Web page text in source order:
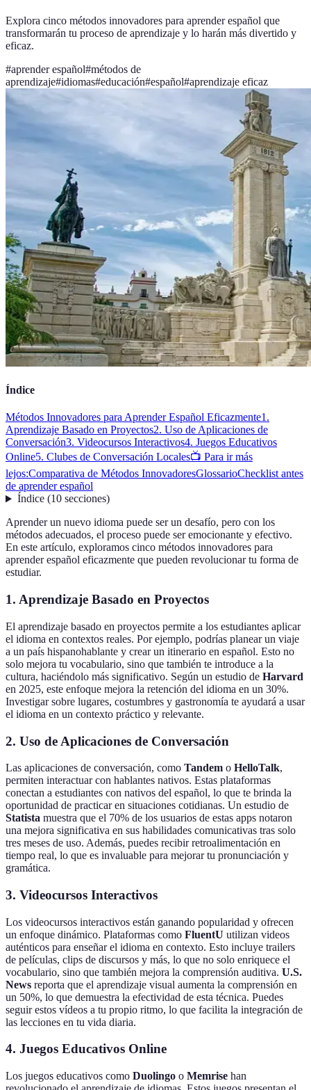
Explora cinco métodos innovadores para aprender español que
transformarán tu proceso de aprendizaje y lo harán más divertido y
eficaz.
#aprender español#métodos de
aprendizaje#idiomas#educación#español#aprendizaje eficaz
Índice
Métodos Innovadores para Aprender Español Eficazmente1.
Aprendizaje Basado en Proyectos2. Uso de Aplicaciones de
Conversación3. Videocursos Interactivos4. Juegos Educativos
Online5. Clubes de Conversación Locales📺 Para ir más
lejos:Comparativa de Métodos InnovadoresGlossarioChecklist antes
de aprender español
Índice(10 secciones)
Aprender un nuevo idioma puede ser un desafío, pero con los
métodos adecuados, el proceso puede ser emocionante y efectivo.
En este artículo, exploramos cinco métodos innovadores para
aprender español eficazmente que pueden revolucionar tu forma de
estudiar.
1. Aprendizaje Basado en Proyectos
El aprendizaje basado en proyectos permite a los estudiantes aplicar
el idioma en contextos reales. Por ejemplo, podrías planear un viaje
a un país hispanohablante y crear un itinerario en español. Esto no
solo mejora tu vocabulario, sino que también te introduce a la
cultura, haciéndolo más significativo. Según un estudio de Harvard
en 2025, este enfoque mejora la retención del idioma en un 30%.
Investigar sobre lugares, costumbres y gastronomía te ayudará a usar
el idioma en un contexto práctico y relevante.
2. Uso de Aplicaciones de Conversación
Las aplicaciones de conversación, como Tandem o HelloTalk,
permiten interactuar con hablantes nativos. Estas plataformas
conectan a estudiantes con nativos del español, lo que te brinda la
oportunidad de practicar en situaciones cotidianas. Un estudio de
Statista muestra que el 70% de los usuarios de estas apps notaron
una mejora significativa en sus habilidades comunicativas tras solo
tres meses de uso. Además, puedes recibir retroalimentación en
tiempo real, lo que es invaluable para mejorar tu pronunciación y
gramática.
3. Videocursos Interactivos
Los videocursos interactivos están ganando popularidad y ofrecen
un enfoque dinámico. Plataformas como FluentU utilizan videos
auténticos para enseñar el idioma en contexto. Esto incluye trailers
de películas, clips de discursos y más, lo que no solo enriquece el
vocabulario, sino que también mejora la comprensión auditiva. U.S.
News reporta que el aprendizaje visual aumenta la comprensión en
un 50%, lo que demuestra la efectividad de esta técnica. Puedes
seguir estos vídeos a tu propio ritmo, lo que facilita la integración de
las lecciones en tu vida diaria.
4. Juegos Educativos Online
Los juegos educativos como Duolingo o Memrise han